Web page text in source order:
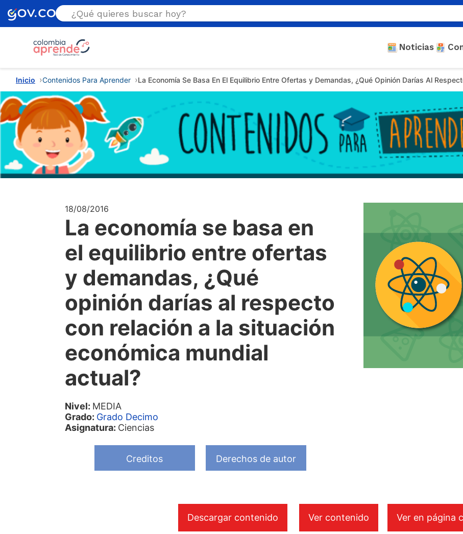
Noticias
Estás aquí
Inicio Contenidos Para Aprender La Economía Se Basa En El Equilibrio Entre Ofertas y Demandas, ¿Qué Opinión Darías Al
18/08/2016
La economía se basa en
el equilibrio entre ofertas
y demandas, ¿Qué
opinión darías al respecto
con relación a la situación
económica mundial
actual?
Nivel: MEDIA
Grado: Grado Decimo
Asignatura: Ciencias
Creditos Derechos de autor
Descargar contenido Ver contenido Ver en página